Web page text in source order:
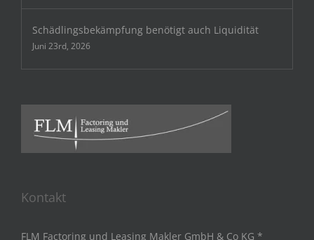
Schädlingsbekämpfung benötigt auch Liquidität
Juni 23rd, 2026
Kontakt
FLM Factoring und Leasing Makler GmbH & Co KG *